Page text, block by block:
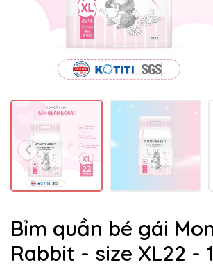
Bỉm quần bé gái
Rabbit - size XL22 -